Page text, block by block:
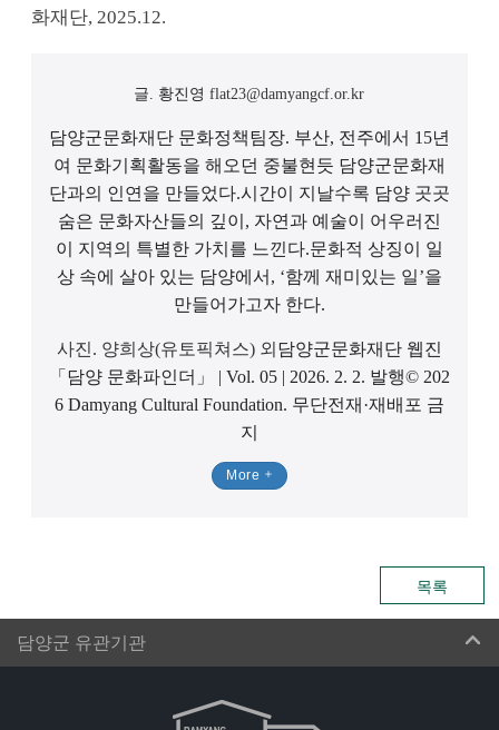
화재단, 2025.12.
글. 황진영flat23@damyangcf.or.kr
담양군문화재단 문화정책팀장. 부산, 전주에서 15년
여 문화기획활동을 해오던 중불현듯 담양군문화재
단과의 인연을 만들었다.시간이 지날수록 담양 곳곳
숨은 문화자산들의 깊이, 자연과 예술이 어우러진
이 지역의 특별한 가치를 느낀다.문화적 상징이 일
상 속에 살아 있는 담양에서, ‘함께 재미있는 일’을
만들어가고자 한다.
사진. 양희상(유토픽쳐스) 외 담양군문화재단 웹진
「담양 문화파인더」 | Vol. 05 | ​2026. 2. 2. 발행© 202
6 Damyang Cultural Foundation. 무단전재·재배포 금
지
More
목록
담양군 유관기관